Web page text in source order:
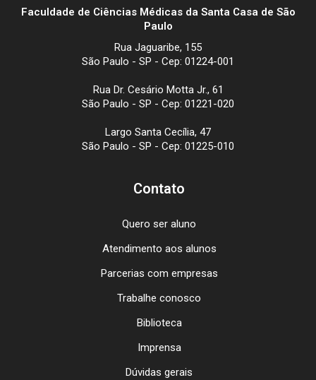
Faculdade de Ciências Médicas da Santa Casa de São
Paulo
Rua Jaguaribe, 155
São Paulo - SP - Cep: 01224-001
Rua Dr. Cesário Motta Jr., 61
São Paulo - SP - Cep: 01221-020
Largo Santa Cecília, 47
São Paulo - SP - Cep: 01225-010
Contato
Quero ser aluno
Atendimento aos alunos
Parcerias com empresas
Trabalhe conosco
Biblioteca
Imprensa
Dúvidas gerais